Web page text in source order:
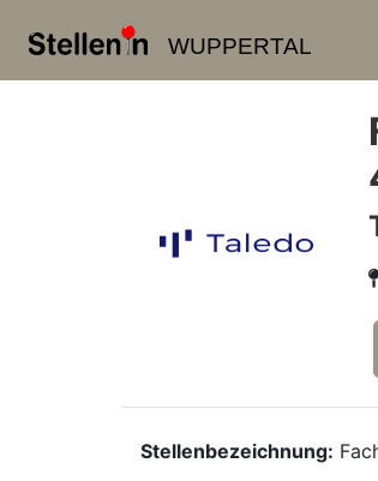
WUPPERTAL
Stellenbezeichnung: